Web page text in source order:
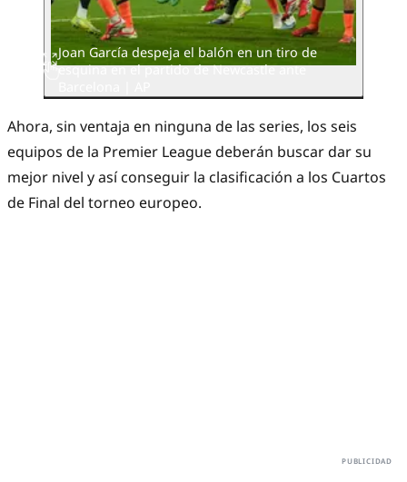
Joan García despeja el balón en un tiro de
esquina en el partido de Newcastle ante
Ahora, sin ventaja en ninguna de las series, los seis
equipos de la Premier League deberán buscar dar su
mejor nivel y así conseguir la clasificación a los Cuartos
de Final del torneo europeo.